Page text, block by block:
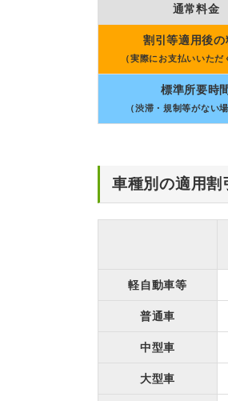
通常料金
割引等適用後の
（実際にお支払いいただ
標準所要時間
（渋滞・規制等がない
車種別の適用割
軽自動車等
普通車
中型車
大型車